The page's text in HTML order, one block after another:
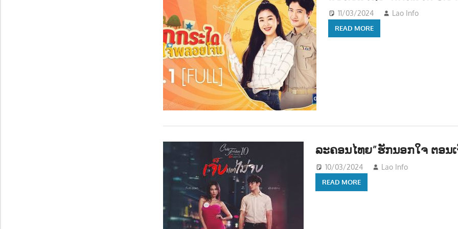
11/03/2024 Lao Info
READ MORE
ລະຄອນໄທຍ”ຮັກນອກໃຈ ຕອນ
10/03/2024 Lao Info
READ MORE